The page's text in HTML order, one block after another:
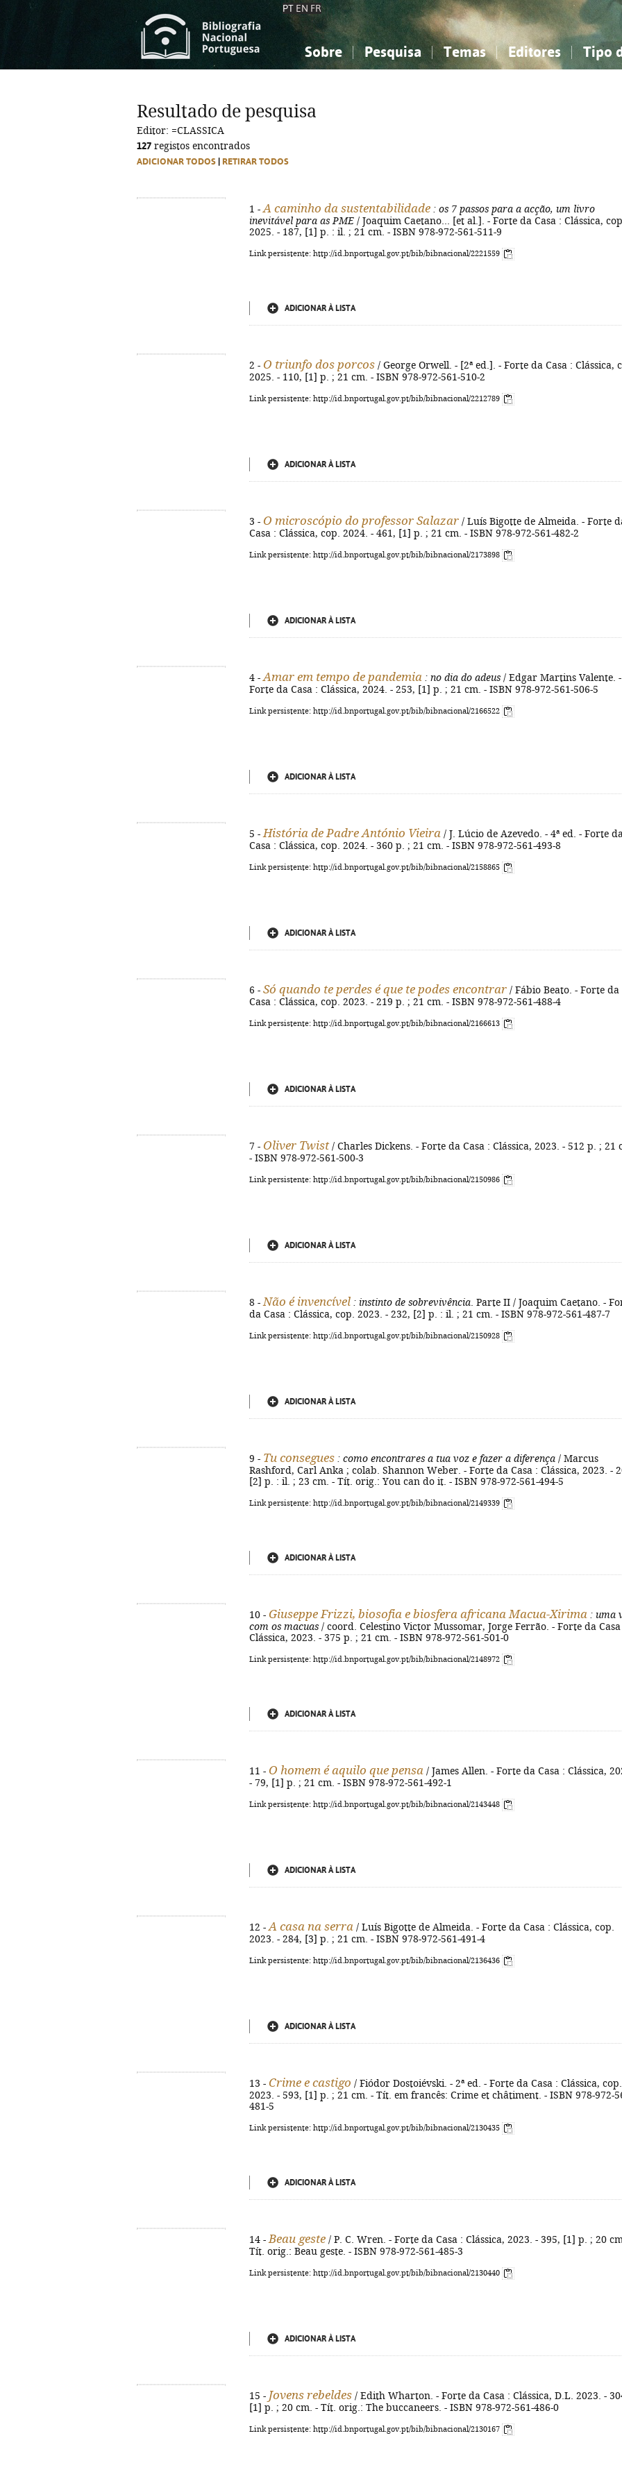
PT EN FR
Sobre Pesquisa Temas
Ciências sociais...
Editores Tipo
Ciências sociais...
Resultado de pesquisa
Editor: =CLASSICA
127 registos encontrados
ADICIONAR TODOS RETIRAR TODOS
1 - A caminho da sustentabilidade : os 7 passos para a acção, um livro
inevitável para as PME / Joaquim Caetano... [et al.]. - Forte da Casa : Clássica,
2025. - 187, [1] p. : il. ; 21 cm. - ISBN 978-972-561-511-9
Link persistente: http://id.bnportugal.gov.pt/bib/bibnacional/2221559
ADICIONAR À LISTA
2 - O triunfo dos porcos / George Orwell. - [2ª ed.]. - Forte da Casa : Clássica,
2025. - 110, [1] p. ; 21 cm. - ISBN 978-972-561-510-2
Link persistente: http://id.bnportugal.gov.pt/bib/bibnacional/2212789
ADICIONAR À LISTA
3 - O microscópio do professor Salazar / Luís Bigotte de Almeida. - Forte
Casa : Clássica, cop. 2024. - 461, [1] p. ; 21 cm. - ISBN 978-972-561-482-2
Link persistente: http://id.bnportugal.gov.pt/bib/bibnacional/2173898
ADICIONAR À LISTA
4 - Amar em tempo de pandemia : no dia do adeus / Edgar Martins Valente. -
Forte da Casa : Clássica, 2024. - 253, [1] p. ; 21 cm. - ISBN 978-972-561-506-5
Link persistente: http://id.bnportugal.gov.pt/bib/bibnacional/2166522
ADICIONAR À LISTA
5 - História de Padre António Vieira / J. Lúcio de Azevedo. - 4ª ed. - Forte
Casa : Clássica, cop. 2024. - 360 p. ; 21 cm. - ISBN 978-972-561-493-8
Link persistente: http://id.bnportugal.gov.pt/bib/bibnacional/2158865
ADICIONAR À LISTA
6 - Só quando te perdes é que te podes encontrar / Fábio Beato. - Forte da
Casa : Clássica, cop. 2023. - 219 p. ; 21 cm. - ISBN 978-972-561-488-4
Link persistente: http://id.bnportugal.gov.pt/bib/bibnacional/2166613
ADICIONAR À LISTA
7 - Oliver Twist/ Charles Dickens. - Forte da Casa : Clássica, 2023. - 512 p. ; 21
- ISBN 978-972-561-500-3
Link persistente: http://id.bnportugal.gov.pt/bib/bibnacional/2150986
ADICIONAR À LISTA
8 - Não é invencível : instinto de sobrevivência . Parte II / Joaquim Caetano. -
da Casa : Clássica, cop. 2023. - 232, [2] p. : il. ; 21 cm. - ISBN 978-972-561-487-7
Link persistente: http://id.bnportugal.gov.pt/bib/bibnacional/2150928
ADICIONAR À LISTA
9 - Tu consegues : como encontrares a tua voz e fazer a diferença / Marcus
Rashford, Carl Anka ; colab. Shannon Weber. - Forte da Casa : Clássica, 2023. -
[2] p. : il. ; 23 cm. - Tít. orig.: You can do it. - ISBN 978-972-561-494-5
Link persistente: http://id.bnportugal.gov.pt/bib/bibnacional/2149339
ADICIONAR À LISTA
10 - Giuseppe Frizzi, biosofia e biosfera africana Macua-Xirima : uma
com os macuas / coord. Celestino Victor Mussomar, Jorge Ferrão. - Forte da
Clássica, 2023. - 375 p. ; 21 cm. - ISBN 978-972-561-501-0
Link persistente: http://id.bnportugal.gov.pt/bib/bibnacional/2148972
ADICIONAR À LISTA
11 - O homem é aquilo que pensa / James Allen. - Forte da Casa : Clássica,
- 79, [1] p. ; 21 cm. - ISBN 978-972-561-492-1
Link persistente: http://id.bnportugal.gov.pt/bib/bibnacional/2143448
ADICIONAR À LISTA
12 - A casa na serra / Luís Bigotte de Almeida. - Forte da Casa : Clássica, cop.
2023. - 284, [3] p. ; 21 cm. - ISBN 978-972-561-491-4
Link persistente: http://id.bnportugal.gov.pt/bib/bibnacional/2136436
ADICIONAR À LISTA
13 - Crime e castigo / Fiódor Dostoiévski. - 2ª ed. - Forte da Casa : Clássica, cop.
2023. - 593, [1] p. ; 21 cm. - Tít. em francês: Crime et châtiment. - ISBN 978-972-
481-5
Link persistente: http://id.bnportugal.gov.pt/bib/bibnacional/2130435
ADICIONAR À LISTA
14 - Beau geste / P. C. Wren. - Forte da Casa : Clássica, 2023. - 395, [1] p. ; 20
Tít. orig.: Beau geste. - ISBN 978-972-561-485-3
Link persistente: http://id.bnportugal.gov.pt/bib/bibnacional/2130440
ADICIONAR À LISTA
15 - Jovens rebeldes / Edith Wharton. - Forte da Casa : Clássica, D.L. 2023. -
[1] p. ; 20 cm. - Tít. orig.: The buccaneers. - ISBN 978-972-561-486-0
Link persistente: http://id.bnportugal.gov.pt/bib/bibnacional/2130167